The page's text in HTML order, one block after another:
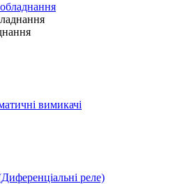
вимикачі
реле)